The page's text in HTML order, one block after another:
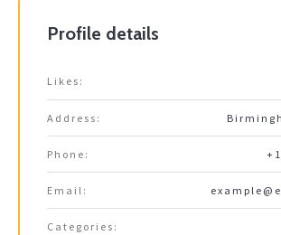
Profile details
Likes:
Address:
Phone:
Email:
Categories: